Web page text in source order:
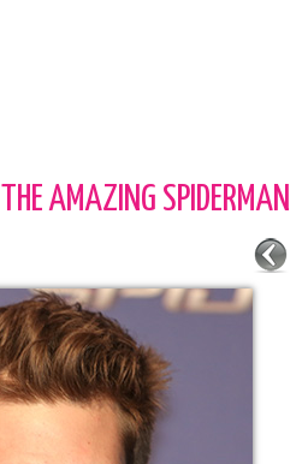
AMAZING SPIDERMAN